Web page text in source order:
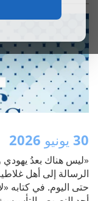
30 يونيو 2026
«ليس هناك بعدُ يهودي
الرسالة إلى أهل
حتى اليوم. في كتابه «لا